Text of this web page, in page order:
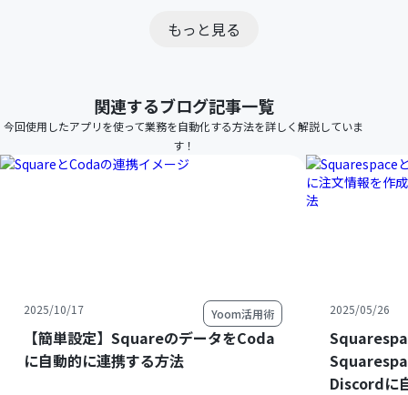
もっと見る
関連するブログ記事一覧
今回使用したアプリを使って業務を自動化する方法を詳しく解説していま
す！
2025/10/17 Yoom活用術
【簡単設定】SquareのデータをCoda
に自動的に連携する方法
2025/05/26
Discordに